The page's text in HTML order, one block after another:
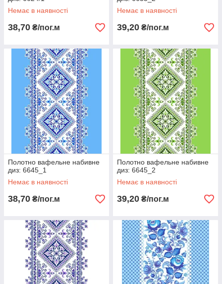
Немає в наявності
38,70 ₴/пог.м
Немає в наявності
39,20 ₴/пог.м
Полотно вафельне набивне
диз: 6645_1
Немає в наявності
38,70 ₴/пог.м
Полотно вафельне набивне
диз: 6645_2
Немає в наявності
39,20 ₴/пог.м